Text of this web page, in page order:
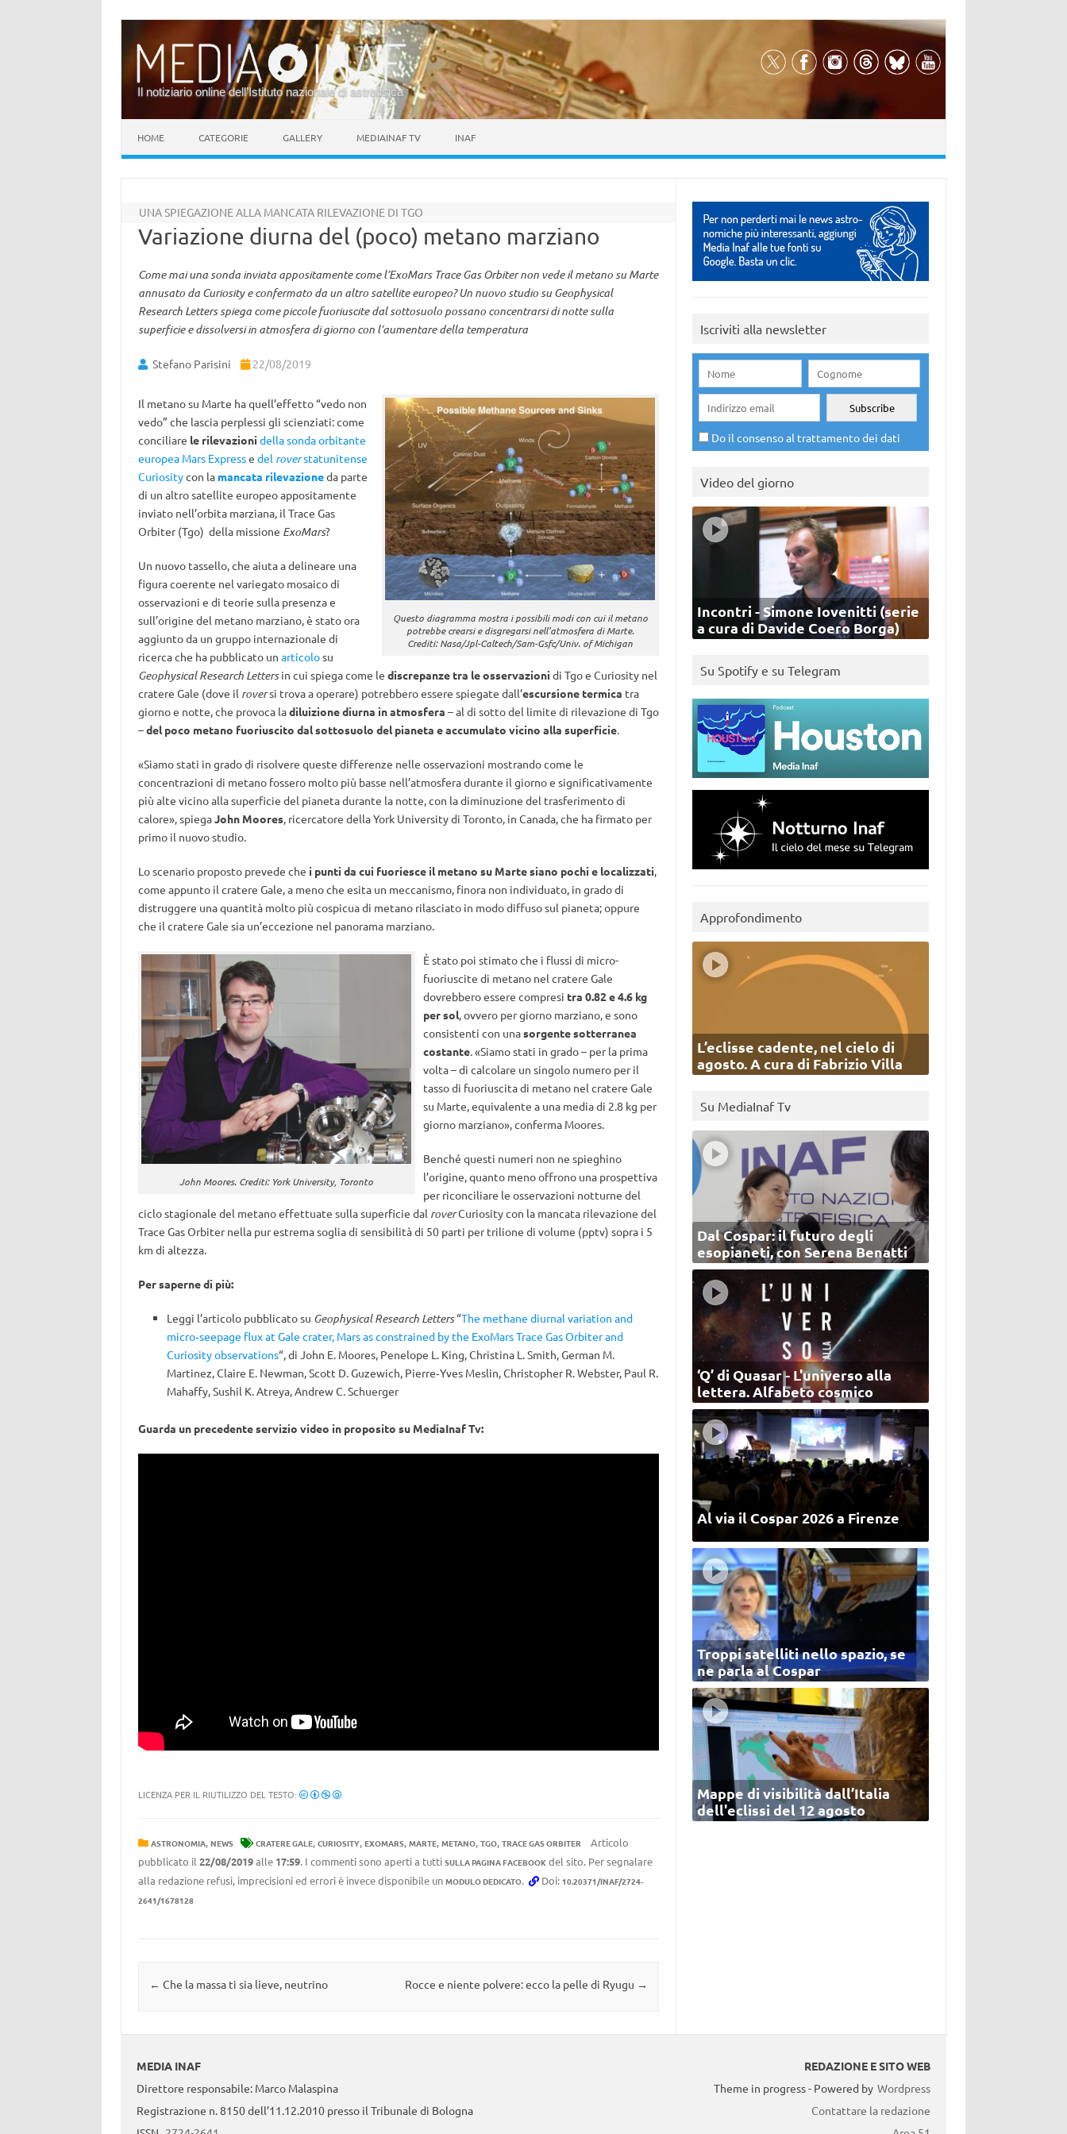
Il notiziario online dell’Istituto nazionale di astrofisica
HOME CATEGORIE GALLERY MEDIAINAF TV INAF
UNA SPIEGAZIONE ALLA MANCATA RILEVAZIONE DI TGO
Variazione diurna del (poco) metano marziano
Come mai una sonda inviata appositamente come l’ExoMars Trace Gas Orbiter non vede il metano su Marte
annusato da Curiosity e confermato da un altro satellite europeo? Un nuovo studio su Geophysical
Research Letters spiega come piccole fuoriuscite dal sottosuolo possano concentrarsi di notte sulla
superficie e dissolversi in atmosfera di giorno con l’aumentare della temperatura
Stefano Parisini 22/08/2019
Questo diagramma mostra i possibili modi con cui il metano
potrebbe crearsi e disgregarsi nell’atmosfera di Marte.
Crediti: Nasa/Jpl-Caltech/Sam-Gsfc/Univ. of Michigan
Il metano su Marte ha quell’effetto “vedo non
vedo” che lascia perplessi gli scienziati: come
conciliare le rilevazioni della sonda orbitante
europea Mars Expresse del roverstatunitense
Curiositycon la mancata rilevazioneda parte
di un altro satellite europeo appositamente
inviato nell’orbita marziana, il Trace Gas
Orbiter (Tgo) della missione ExoMars?
Un nuovo tassello, che aiuta a delineare una
figura coerente nel variegato mosaico di
osservazioni e di teorie sulla presenza e
sull’origine del metano marziano, è stato ora
aggiunto da un gruppo internazionale di
ricerca che ha pubblicato un articolosu
Geophysical Research Lettersin cui spiega come le discrepanze tra le osservazioni di Tgo e Curiosity nel
cratere Gale (dove il roversi trova a operare) potrebbero essere spiegate dall’escursione termica tra
giorno e notte, che provoca ladiluizione diurna in atmosfera – al di sotto del limite di rilevazione di Tgo
–del poco metano fuoriuscito dal sottosuolo del pianeta e accumulato vicino alla superficie.
«Siamo stati in grado di risolvere queste differenze nelle osservazioni mostrando come le
concentrazioni di metano fossero molto più basse nell’atmosfera durante il giorno e significativamente
più alte vicino alla superficie del pianeta durante la notte, con la diminuzione del trasferimento di
calore», spiegaJohn Moores, ricercatore della York University di Toronto, in Canada, che ha firmato per
primo il nuovo studio.
Lo scenario proposto prevede che i punti da cui fuoriesce il metano su Marte siano pochi e localizzati,
come appunto il cratere Gale, a meno che esita un meccanismo, finora non individuato, in grado di
distruggere una quantità molto più cospicua di metano rilasciato in modo diffuso sul pianeta; oppure
che il cratere Gale sia un’eccezione nel panorama marziano.
John Moores. Crediti: York University, Toronto
È stato poi stimato che i flussi di micro-
fuoriuscite di metano nel cratere Gale
dovrebbero essere compresi tra 0.82 e 4.6 kg
per sol, ovvero per giorno marziano, e sono
consistenti con unasorgente sotterranea
costante. «Siamo stati in grado – per la prima
volta – di calcolare un singolo numero per il
tasso di fuoriuscita di metano nel cratere Gale
su Marte, equivalente a una media di 2.8 kg per
giorno marziano», conferma Moores.
Benché questi numeri non ne spieghino
l’origine, quanto meno offrono una prospettiva
per riconciliare le osservazioni notturne del
ciclo stagionale del metano effettuate sulla superficie dal roverCuriosity con la mancata rilevazione del
Trace Gas Orbiter nella pur estrema soglia di sensibilità di 50 parti per trilione di volume (pptv) sopra i 5
km di altezza.
Per saperne di più:
Leggi l’articolo pubblicato su Geophysical Research Letters“The methane diurnal variation and
micro‐seepage flux at Gale crater, Mars as constrained by the ExoMars Trace Gas Orbiter and
Curiosity observations“, di John E. Moores, Penelope L. King, Christina L. Smith, German M.
Martinez, Claire E. Newman, Scott D. Guzewich, Pierre‐Yves Meslin, Christopher R. Webster, Paul R.
Mahaffy, Sushil K. Atreya, Andrew C. Schuerger
Guarda un precedente servizio video in proposito su MediaInaf Tv:
LICENZA PER IL RIUTILIZZO DEL TESTO:
ASTRONOMIA, NEWS CRATERE GALE, CURIOSITY, EXOMARS, MARTE, METANO, TGO, TRACE GAS ORBITER
Articolo
pubblicato il 22/08/2019alle 17:59. I commenti sono aperti a tutti SULLA PAGINA FACEBOOKdel sito. Per segnalare
alla redazione refusi, imprecisioni ed errori è invece disponibile un MODULO DEDICATO. Doi: 10.20371/INAF/2724-
2641/1678128
Navigazione articolo
← Che la massa ti sia lieve, neutrino Rocce e niente polvere: ecco la pelle di Ryugu →
Iscriviti alla newsletter
Do il consenso al trattamento dei dati
Video del giorno
Incontri - Simone Iovenitti (serie
a cura di Davide Coero Borga)
Su Spotify e su Telegram
Approfondimento
L’eclisse cadente, nel cielo di
agosto. A cura di Fabrizio Villa
Su MediaInaf Tv
Dal Cospar: il futuro degli
esopianeti, con Serena Benatti
‘Q’ di Quasar - L'universo alla
lettera. Alfabeto cosmico
Al via il Cospar 2026 a Firenze
Troppi satelliti nello spazio, se
ne parla al Cospar
Mappe di visibilità dall’Italia
dell'eclissi del 12 agosto
MEDIA INAF
Direttore responsabile: Marco Malaspina
Registrazione n. 8150 dell’11.12.2010 presso il Tribunale di Bologna
REDAZIONE E SITO WEB
Theme in progress - Powered by Wordpress
Contattare la redazione